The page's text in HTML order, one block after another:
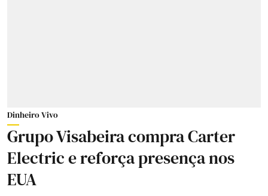
Dinheiro Vivo
Grupo Visabeira compra Carter
Electric e reforça presença nos
EUA